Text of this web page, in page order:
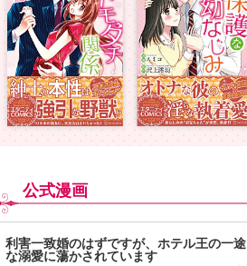
公式漫画
利害一致婚のはずですが、ホテル王の一途
な溺愛に蕩かされています